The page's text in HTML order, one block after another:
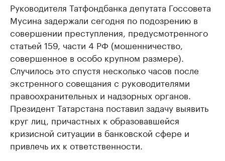
Руководителя Татфондбанка депутата Госсовета
Мусина задержали сегодня по подозрению в
совершении преступления, предусмотренного
статьей 159, части 4 РФ (мошенничество,
совершенное в особо крупном размере).
Случилось это спустя несколько часов после
экстренного совещания с руководителями
правоохранительных и надзорных органов.
Президент Татарстана поставил задачу выявить
круг лиц, причастных к образовавшейся
кризисной ситуации в банковской сфере и
привлечь их к ответственности.